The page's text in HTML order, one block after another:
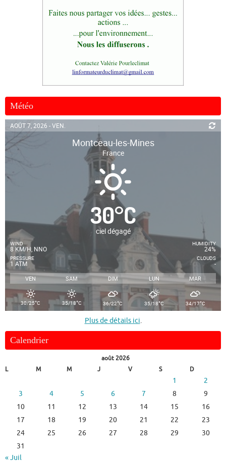
Météo
AOÛT 7, 2026 - VEN.
Montceau-les-Mines
France
30°C
ciel dégagé
WIND
8 KM/H, NNO
PRESSURE
1 ATM
HUMIDITY
24%
CLOUDS
-
VEN SAM DIM LUN MAR
30/25°C 35/18°C 36/22°C 35/18°C 34/17°C
Plus de détails ici.
Calendrier
août 2026
L
M M J V S D
1
2
3
4 5 6 7 8
9
10
11 12 13 14 15
16
17
18 19 20 21 22
23
24
25 26 27 28 29
30
31
« Juil